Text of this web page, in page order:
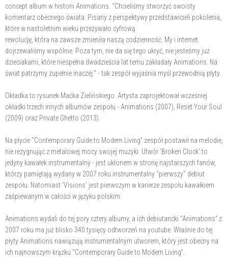
concept album w historii Animations. “Chcieliśmy stworzyć swoisty
komentarz obecnego świata. Pisany z perspektywy przedstawicieli pokolenia,
które w nastoletnim wieku przeżywało cyfrową
rewolucję, która na zawsze zmieniła naszą codzienność. My i internet
dojrzewaliśmy wspólnie. Poza tym, nie da się tego ukryć, nie jesteśmy już
dzieciakami, które niespełna dwadzieścia lat temu zakładały Animations. Na
świat patrzymy zupełnie inaczej." - tak zespół wyjaśnia myśl przewodnią płyty.
Okładka to rysunek Maćka Zielińskiego. Artysta zaprojektował wcześniej
okładki trzech innych albumów zespołu - Animations (2007), Reset Your Soul
(2009) oraz Private Ghetto (2013).
Na płycie “Contemporary Guide to Modern Living” zespół postawił na melodie,
nie rezygnując z metalowej mocy swojej muzyki. Utwór ‘Broken Clock’ to
jedyny kawałek instrumentalny - jest ukłonem w stronę najstarszych fanów,
którzy pamiętają wydany w 2007 roku instrumentalny "pierwszy" debiut
zespołu. Natomiast ‘Visions’ jest pierwszym w karierze zespołu kawałkiem
zaśpiewanym w całości w języku polskim.
Animations wydali do tej pory cztery albumy, a ich debiutancki “Animations” z
2007 roku ma już blisko 340 tysięcy odtworzeń na youtube. Właśnie do tej
płyty Animations nawiązują instrumentalnym utworem, który jest obecny na
ich najnowszym krążku “Contemporary Guide to Modern Living”.